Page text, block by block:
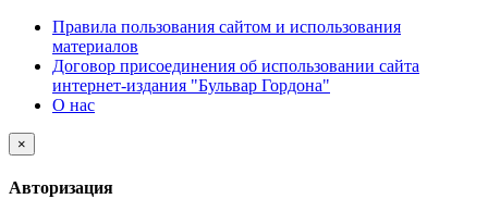
Правила пользования сайтом и использования
материалов
Договор присоединения об использовании сайта
интернет-издания "Бульвар Гордона"
О нас
×
Авторизация